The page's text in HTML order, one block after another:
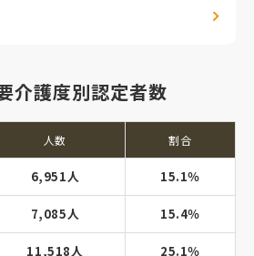
介護度別認定者数
人数 割合
6,951人 15.1％
7,085人 15.4％
11,518人 25.1％